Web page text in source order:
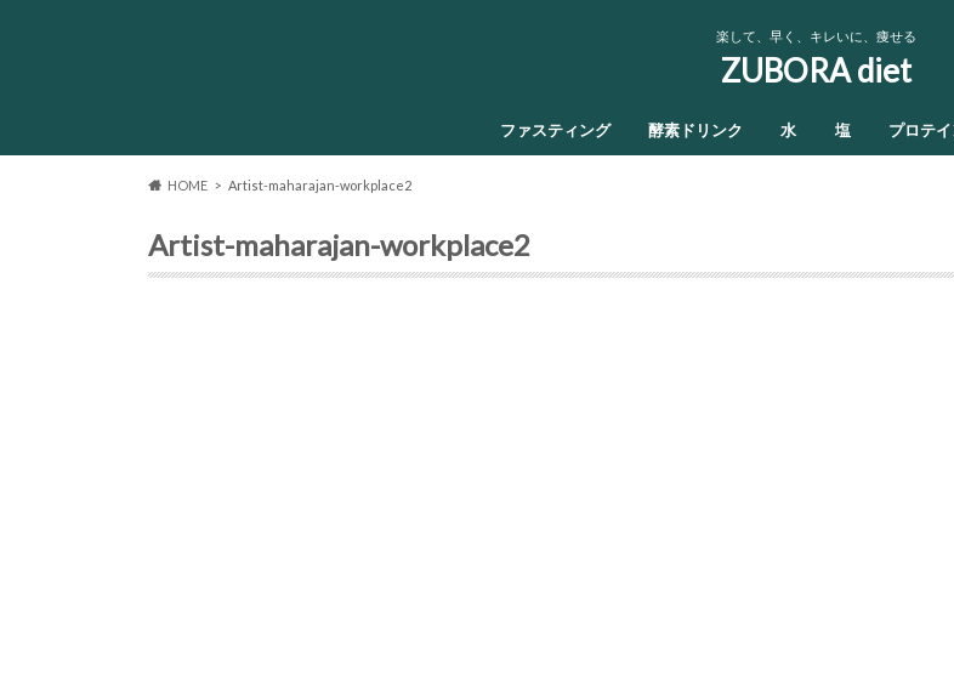
楽して、早く、キレいに、痩せる
ZUBORA diet
ファスティング 酵素ドリンク 水 塩 プロテ
HOME Artist-maharajan-workplace2
Artist-maharajan-workplace2